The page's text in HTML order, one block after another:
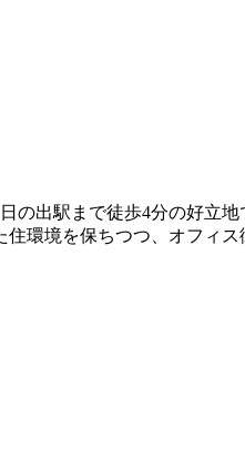
の出駅まで徒歩4分の好立
環境を保ちつつ、オフィ